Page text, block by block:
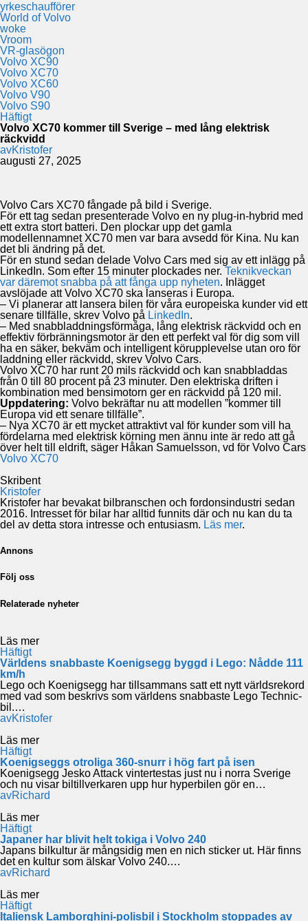
yrkeschaufförer
World of Volvo
woke
Vroom
VR-glasögon
Volvo XC90
Volvo XC70
Volvo XC60
Volvo V90
Volvo S90
Häftigt
Volvo XC70 kommer till Sverige – med lång elektrisk
räckvidd
avKristofer
augusti 27, 2025
Volvo Cars XC70 fångade på bild i Sverige.
För ett tag sedan presenterade Volvo en ny plug-in-hybrid med
ett extra stort batteri. Den plockar upp det gamla
modellennamnet XC70 men var bara avsedd för Kina. Nu kan
det bli ändring på det.
För en stund sedan delade Volvo Cars med sig av ett inlägg på
LinkedIn. Som efter 15 minuter plockades ner. Teknikveckan
var däremot snabba på att fånga upp nyheten. Inlägget
avslöjade att Volvo XC70 ska lanseras i Europa.
– Vi planerar att lansera bilen för våra europeiska kunder vid ett
senare tillfälle, skrev Volvo på LinkedIn.
– Med snabbladdningsförmåga, lång elektrisk räckvidd och en
effektiv förbränningsmotor är den ett perfekt val för dig som vill
ha en säker, bekväm och intelligent körupplevelse utan oro för
laddning eller räckvidd, skrev Volvo Cars.
Volvo XC70 har runt 20 mils räckvidd och kan snabbladdas
från 0 till 80 procent på 23 minuter. Den elektriska driften i
kombination med bensimotorn ger en räckvidd på 120 mil.
Uppdatering: Volvo bekräftar nu att modellen ”kommer till
Europa vid ett senare tillfälle”.
– Nya XC70 är ett mycket attraktivt val för kunder som vill ha
fördelarna med elektrisk körning men ännu inte är redo att gå
över helt till eldrift, säger Håkan Samuelsson, vd för Volvo Cars
Volvo XC70
Skribent
Kristofer
Kristofer har bevakat bilbranschen och fordonsindustri sedan
2016. Intresset för bilar har alltid funnits där och nu kan du ta
del av detta stora intresse och entusiasm. Läs mer.
Annons
Följ oss
Relaterade nyheter
Läs mer
Häftigt
Världens snabbaste Koenigsegg byggd i Lego: Nådde 111
km/h
Lego och Koenigsegg har tillsammans satt ett nytt världsrekord
med vad som beskrivs som världens snabbaste Lego Technic-
bil.…
avKristofer
Läs mer
Häftigt
Koenigseggs otroliga 360-snurr i hög fart på isen
Koenigsegg Jesko Attack vintertestas just nu i norra Sverige
och nu visar biltillverkaren upp hur hyperbilen gör en…
avRichard
Läs mer
Häftigt
Japaner har blivit helt tokiga i Volvo 240
Japans bilkultur är mångsidig men en nich sticker ut. Här finns
det en kultur som älskar Volvo 240.…
avRichard
Läs mer
Häftigt
Italiensk Lamborghini-polisbil i Stockholm stoppades av